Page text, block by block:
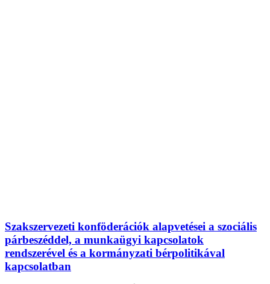
Szakszervezeti konföderációk alapvetései a szociális
párbeszéddel, a munkaügyi kapcsolatok
rendszerével és a kormányzati bérpolitikával
kapcsolatban